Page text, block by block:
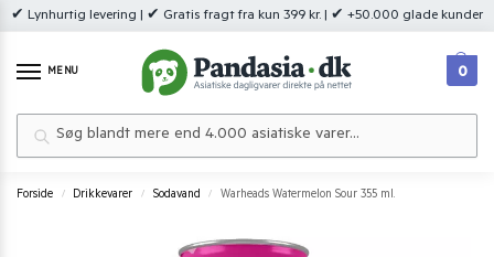
✔ Lynhurtig levering | ✔ Gratis fragt fra kun 399 kr. | ✔ +50.000 glade kunder
MENU 0
Forside / Drikkevarer / Sodavand / Warheads Watermelon Sour 355 ml.